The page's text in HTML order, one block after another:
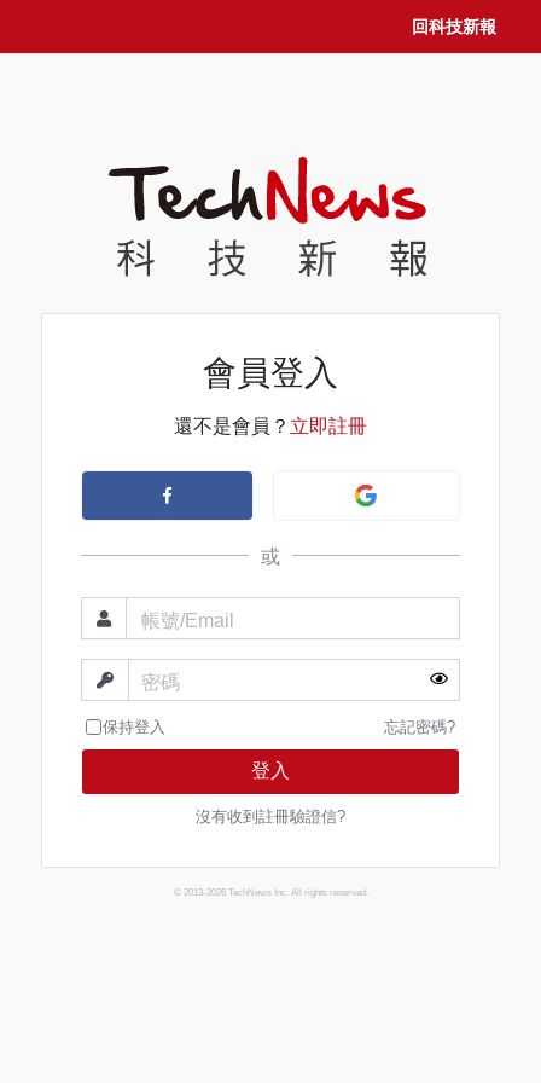
回科技新報
會員登入
還不是會員？ 立即註冊
或
帳號/Email
密碼
保持登入 忘記密碼?
登入
沒有收到註冊驗證信?
© 2013-2026 TechNews Inc. All rights reserved.